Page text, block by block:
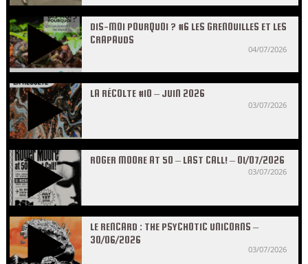
DIS-MOI POURQUOI ? #6 LES GRENOUILLES ET LES
CRAPAUDS
04/07/2026
LA RÉCOLTE #10 – JUIN 2026
03/07/2026
ROGER MOORE AT 50 – LAST CALL! – 01/07/2026
03/07/2026
LE RENCARD : THE PSYCHOTIC UNICORNS –
30/06/2026
03/07/2026